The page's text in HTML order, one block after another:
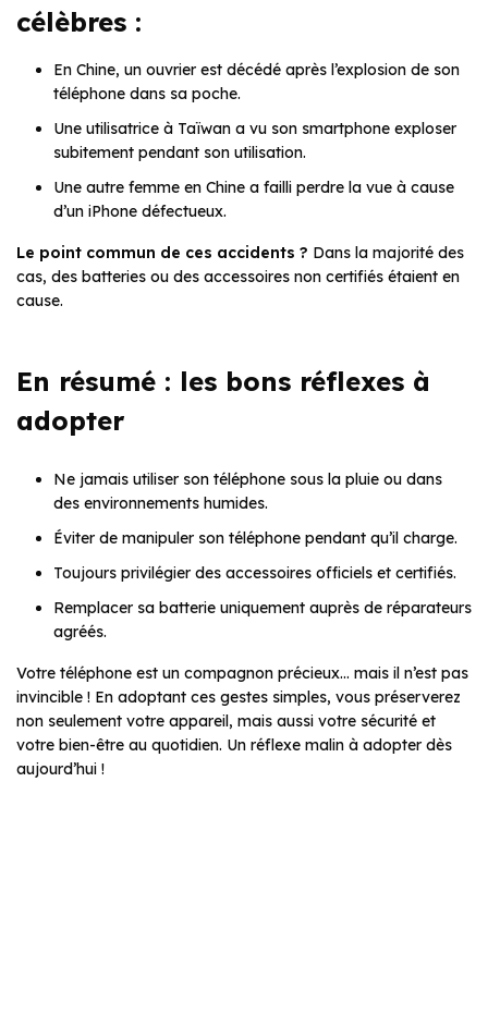
célèbres :
En Chine, un ouvrier est décédé après l’explosion de son
téléphone dans sa poche.
Une utilisatrice à Taïwan a vu son smartphone exploser
subitement pendant son utilisation.
Une autre femme en Chine a failli perdre la vue à cause
d’un iPhone défectueux.
Le point commun de ces accidents ? Dans la majorité des
cas, des batteries ou des accessoires non certifiés étaient en
cause.
En résumé : les bons réflexes à
adopter
Ne jamais utiliser son téléphone sous la pluie ou dans
des environnements humides.
Éviter de manipuler son téléphone pendant qu’il charge.
Toujours privilégier des accessoires officiels et certifiés.
Remplacer sa batterie uniquement auprès de réparateurs
agréés.
Votre téléphone est un compagnon précieux… mais il n’est pas
invincible ! En adoptant ces gestes simples, vous préserverez
non seulement votre appareil, mais aussi votre sécurité et
votre bien-être au quotidien. Un réflexe malin à adopter dès
aujourd’hui !